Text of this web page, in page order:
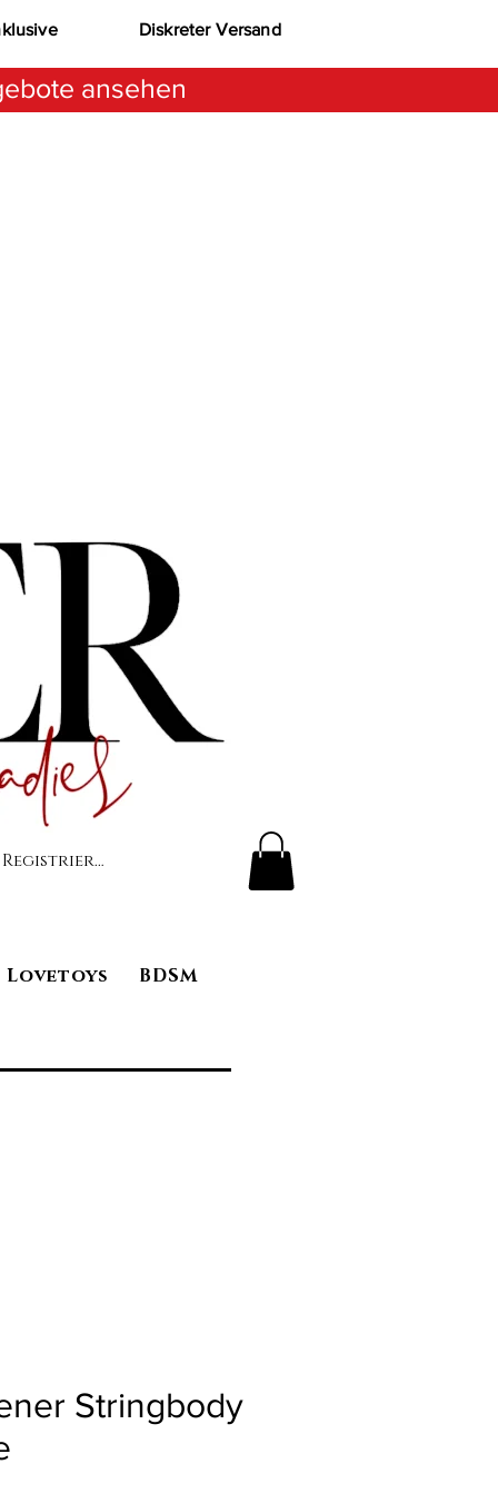
Diskreter Versand
ansehen
Lovetoys BDSM
Stringbody